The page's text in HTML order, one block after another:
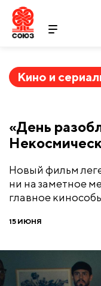
Кино и
​«День
Новый фильм
ни на заметное
главное
15 ИЮНЯ